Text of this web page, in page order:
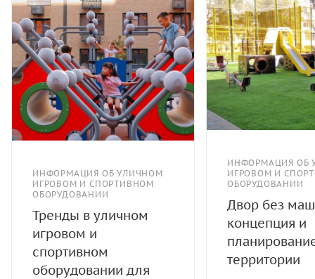
ИНФОРМАЦИЯ ОБ УЛИЧНОМ
ИГРОВОМ И СПОРТИВНОМ
ОБОРУДОВАНИИ
Тренды в уличном
игровом и
спортивном
оборудовании для
ИНФОРМАЦИЯ ОБ
ИГРОВОМ И
ОБОРУДОВАНИИ
Двор без
концепция и
территории